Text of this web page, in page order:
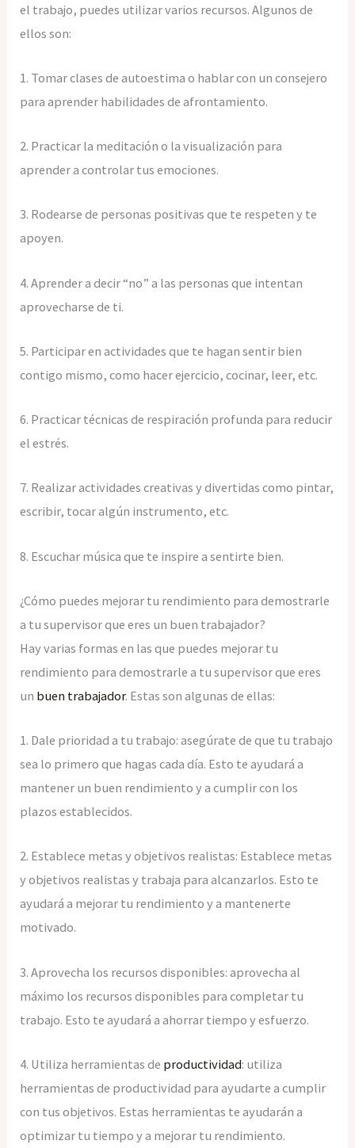
el trabajo, puedes utilizar varios recursos. Algunos de
ellos son:
1. Tomar clases de autoestima o hablar con un consejero
para aprender habilidades de afrontamiento.
2. Practicar la meditación o la visualización para
aprender a controlar tus emociones.
3. Rodearse de personas positivas que te respeten y te
apoyen.
4. Aprender a decir “no” a las personas que intentan
aprovecharse de ti.
5. Participar en actividades que te hagan sentir bien
contigo mismo, como hacer ejercicio, cocinar, leer, etc.
6. Practicar técnicas de respiración profunda para reducir
el estrés.
7. Realizar actividades creativas y divertidas como pintar,
escribir, tocar algún instrumento, etc.
8. Escuchar música que te inspire a sentirte bien.
¿Cómo puedes mejorar tu rendimiento para demostrarle
a tu supervisor que eres un buen trabajador?
Hay varias formas en las que puedes mejorar tu
rendimiento para demostrarle a tu supervisor que eres
un buen trabajador. Estas son algunas de ellas:
1. Dale prioridad a tu trabajo: asegúrate de que tu trabajo
sea lo primero que hagas cada día. Esto te ayudará a
mantener un buen rendimiento y a cumplir con los
plazos establecidos.
2. Establece metas y objetivos realistas: Establece metas
y objetivos realistas y trabaja para alcanzarlos. Esto te
ayudará a mejorar tu rendimiento y a mantenerte
motivado.
3. Aprovecha los recursos disponibles: aprovecha al
máximo los recursos disponibles para completar tu
trabajo. Esto te ayudará a ahorrar tiempo y esfuerzo.
4. Utiliza herramientas de productividad: utiliza
herramientas de productividad para ayudarte a cumplir
con tus objetivos. Estas herramientas te ayudarán a
optimizar tu tiempo y a mejorar tu rendimiento.